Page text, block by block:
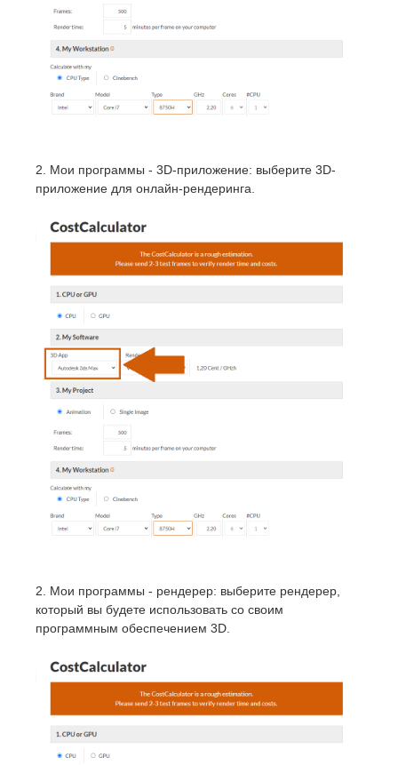
2. Мои программы - 3D-приложение: выберите 3D-
приложение для онлайн-рендеринга.
2. Мои программы - рендерер: выберите рендерер,
который вы будете использовать со своим
программным обеспечением 3D.